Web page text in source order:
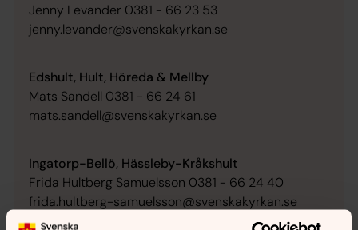
Jenny Levander 0381 - 66 23 53
jenny.levander@svenskakyrkan.se
Edshult, Hult, Höreda & Mellby
Mats Sandell 0381 - 66 24 61
mats.sandell@svenskakyrkan.se
Ingatorp-Bellö, Hässleby-Kråkshult
Frida Hultberg Samuelsson 0381 - 66 24 40
frida.hultberg-samuelsson@svenskakyrkan.se